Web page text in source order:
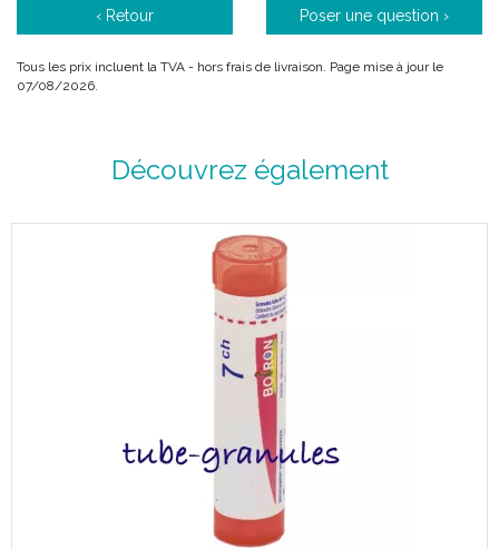
‹ Retour Poser une question ›
Tous les prix incluent la TVA - hors frais de livraison. Page mise à jour le
07/08/2026.
Découvrez également